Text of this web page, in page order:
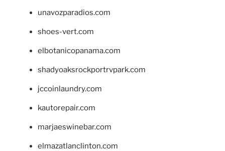
unavozparadios.com
shoes-vert.com
elbotanicopanama.com
shadyoaksrockportrvpark.com
jccoinlaundry.com
kautorepair.com
marjaeswinebar.com
elmazatlanclinton.com